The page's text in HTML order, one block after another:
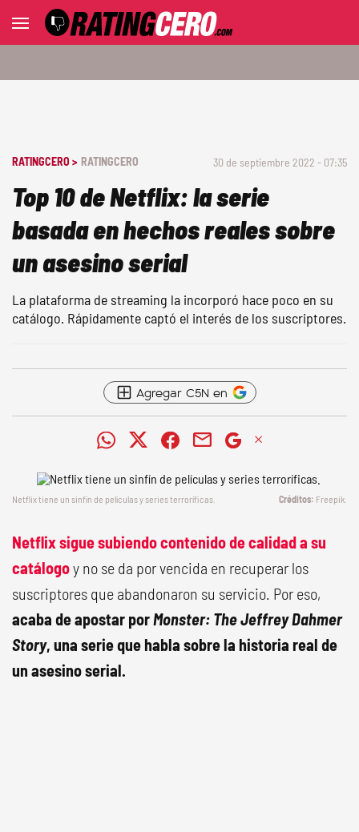
RATINGCERO > RATINGCERO 30 de septiembre 2022 - 07:35
Top 10 de Netflix: la serie
basada en hechos reales sobre
un asesino serial
La plataforma de streaming la incorporó hace poco en su
catálogo. Rápidamente captó el interés de los suscriptores.
Agregar C5N en
Netflix tiene un sinfín de películas y series terroríficas. Freepik.
Netflix sigue subiendo contenido de calidad a su
catálogoy no se da por vencida en recuperar los
suscriptores que abandonaron su servicio. Por eso,
acaba de apostar porMonster: The Jeffrey Dahmer
Story, una serie que habla sobre la historia real de
un asesino serial.